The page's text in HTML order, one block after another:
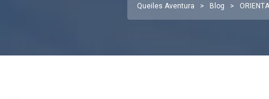
Queiles Aventura > Blog >